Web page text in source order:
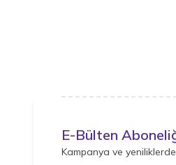
E-Bülten
Kampanya ve